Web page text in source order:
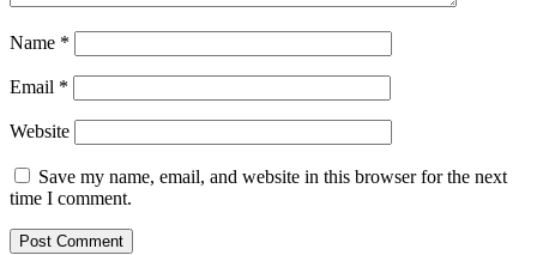
Name *
Email *
Website
Save my name, email, and website in this browser for the next
time I comment.